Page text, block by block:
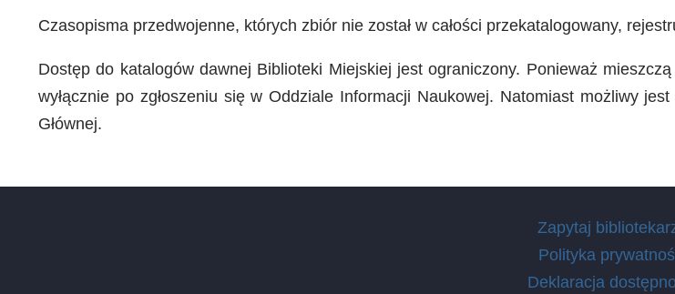
Czasopisma przedwojenne, których zbiór nie został w całości przekatalogowany,
Dostęp do katalogów dawnej Biblioteki Miejskiej jest ograniczony. Ponieważ
wyłącznie po zgłoszeniu się w Oddziale Informacji Naukowej. Natomiast możliwy
Głównej.
Zapytaj
Polityka
Deklaracja